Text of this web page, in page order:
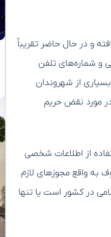
و در حال حاضر تقریباً
و شماره‌های تلفن
بسیاری از شهروندان
در مورد نقض حریم
از اطلاعات شخصی
به واقع مجوزهای لازم
در کشور است یا تنها